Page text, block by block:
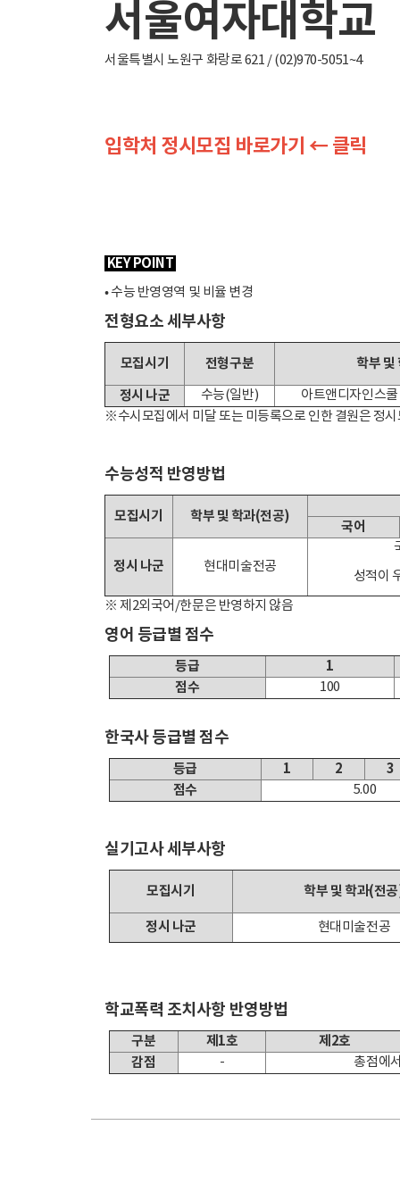
서울여자대학교
서울특별시 노원구 화랑로 621 / (02)970-5051~4
입학처 정시모집 바로가기 ← 클릭
KEY POINT
• 수능 반영영역 및 비율 변경
전형요소 세부사항
모집시기 전형구분
학부 및
정시 나군
수능(일반)
아트앤디자인스쿨
※수시모집에서 미달 또는 미등록으로 인한 결원은 정
수능성적 반영방법
모집시기 학부 및 학과(전공)
국어
정시 나군 현대미술전공
성적이
※ 제2외국어/한문은 반영하지 않음
영어 등급별 점수
등급
1
점수
100
한국사 등급별 점수
등급 1 2
3
점수
5.00
실기고사 세부사항
모집시기 학부 및 학과(전
정시 나군 현대미술전공
학교폭력 조치사항 반영방법
구분 제1호
제2호
감점
- 총점에